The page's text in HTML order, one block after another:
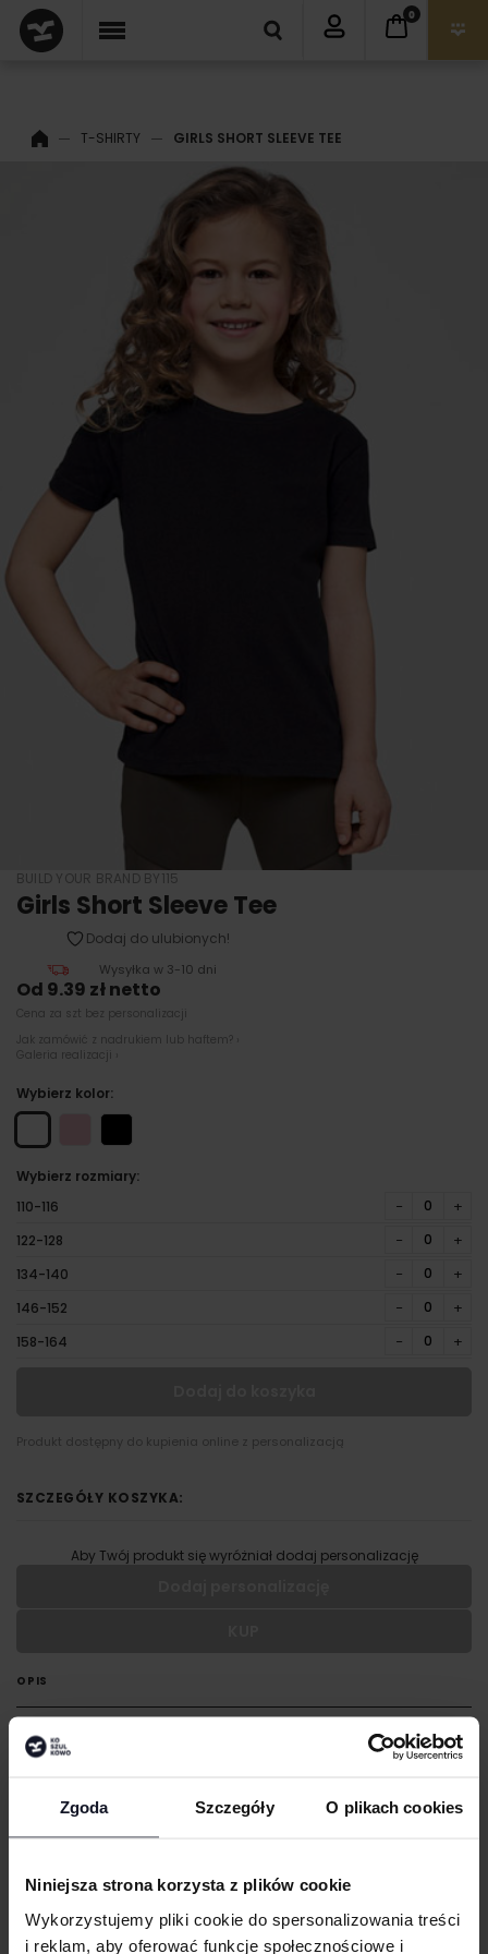
Zgoda Szczegóły O plikach cookies
Niniejsza strona korzysta z plików cookie
Wykorzystujemy pliki cookie do spersonalizowania treści
i reklam, aby oferować funkcje społecznościowe i
0
T-SHIRTY GIRLS SHORT SLEEVE TEE
OPIS
Lekko skrócony fason
Okrągły dekolt
CERTYFIKATY
TECHNIKI ZDOBIENIA
BUILD YOUR BRAND BY115
Girls Short Sleeve Tee
Dodaj do ulubionych!
Wysyłka w 3-10 dni
Od 9.39 zł netto
Cena za szt bez personalizacji
Jak zamówić z nadrukiem lub haftem? ›
Galeria realizacji ›
Wybierz kolor:
Wybierz rozmiary:
110-116
− +
122-128 − +
134-140 − +
146-152 − +
158-164 − +
Produkt dostępny do kupienia online z personalizacją
SZCZEGÓŁY KOSZYKA:
Aby Twój produkt się wyróżniał dodaj personalizację
W:
cm | SZ:
WGRAJ GRAFIKĘ